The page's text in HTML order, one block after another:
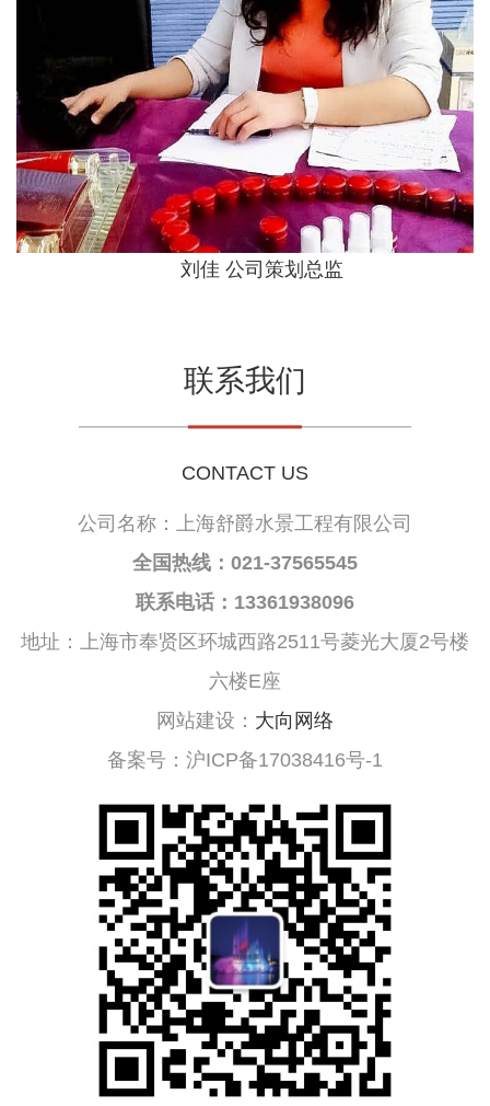
刘佳 公司策划总监
联系我们
CONTACT US
公司名称：上海舒爵水景工程有限公司
全国热线：021-37565545
联系电话：13361938096
地址：上海市奉贤区环城西路2511号菱光大厦2号楼
六楼E座
网站建设： 大向网络
备案号：沪ICP备17038416号-1